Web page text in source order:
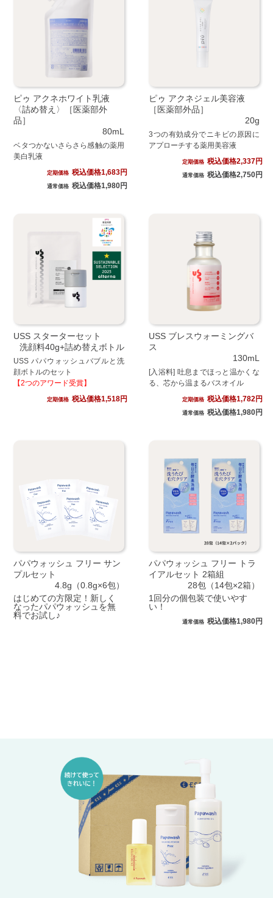
ピゥ アクネホワイト乳液
〈詰め替え〉［医薬部外
品］
80mL
ベタつかないさらさら感触の薬用
美白乳液
定期価格 税込価格1,683円
通常価格 税込価格1,980円
ピゥ アクネジェル美容液
［医薬部外品］
20g
3つの有効成分でニキビの原因に
アプローチする薬用美容液
定期価格 税込価格2,337円
通常価格 税込価格2,750円
USS スターターセット
洗顔料40g+詰め替えボトル
USS パパウォッシュバブルと洗
顔ボトルのセット
【2つのアワード受賞】
定期価格 税込価格1,518円
USS ブレスウォーミングバ
ス
130mL
[入浴料] 吐息までほっと温かくな
る、芯から温まるバスオイル
定期価格 税込価格1,782円
通常価格 税込価格1,980円
パパウォッシュ フリー サン
プルセット
4.8g（0.8g×6包）
はじめての方限定！新しく
なったパパウォッシュを無
料でお試し♪
パパウォッシュ フリー トラ
イアルセット 2箱組
28包（14包×2箱）
1回分の個包装で使いやす
い！
通常価格 税込価格1,980円